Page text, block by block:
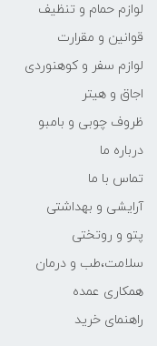
لوازم حمام و تنظیف
قوانین و مقرارت
لوازم سفر و کوهنوردی
اجاق و هیتر
ظروف چوبی و بامبو
درباره ما
تماس با ما
آرایشی و بهداشتی
پتو و روتختی
سلامت،طب و درمان
همکاری عمده
راهنمای خرید